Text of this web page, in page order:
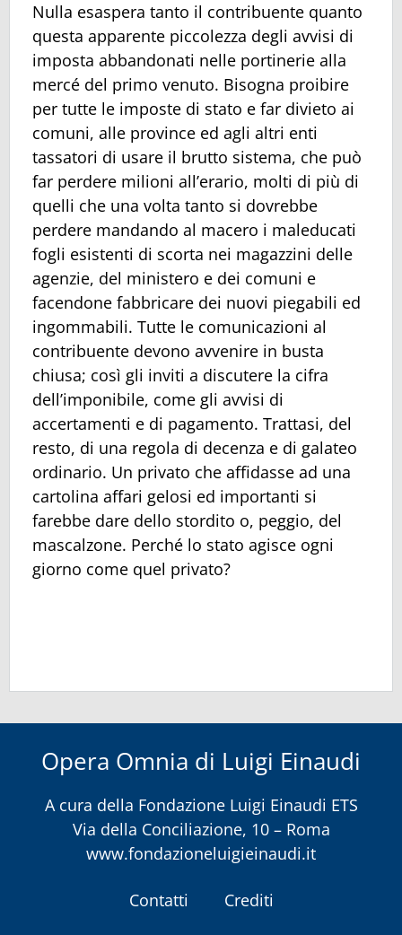
Nulla esaspera tanto il contribuente quanto
questa apparente piccolezza degli avvisi di
imposta abbandonati nelle portinerie alla
mercé del primo venuto. Bisogna proibire
per tutte le imposte di stato e far divieto ai
comuni, alle province ed agli altri enti
tassatori di usare il brutto sistema, che può
far perdere milioni all’erario, molti di più di
quelli che una volta tanto si dovrebbe
perdere mandando al macero i maleducati
fogli esistenti di scorta nei magazzini delle
agenzie, del ministero e dei comuni e
facendone fabbricare dei nuovi piegabili ed
ingommabili. Tutte le comunicazioni al
contribuente devono avvenire in busta
chiusa; così gli inviti a discutere la cifra
dell’imponibile, come gli avvisi di
accertamenti e di pagamento. Trattasi, del
resto, di una regola di decenza e di galateo
ordinario. Un privato che affidasse ad una
cartolina affari gelosi ed importanti si
farebbe dare dello stordito o, peggio, del
mascalzone. Perché lo stato agisce ogni
giorno come quel privato?
Opera Omnia di Luigi Einaudi
A cura della Fondazione Luigi Einaudi ETS
Via della Conciliazione, 10 – Roma
www.fondazioneluigieinaudi.it
Contatti
Crediti